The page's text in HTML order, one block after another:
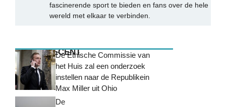
fascinerende sport te bieden en fans over de hele
wereld met elkaar te verbinden.
MEEST RECENTDe Ethische Commissie van
het Huis zal een onderzoek
instellen naar de Republikein
Max Miller uit Ohio
De